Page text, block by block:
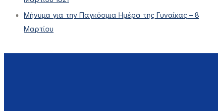
Μήνυμα για την Παγκόσμια Ημέρα της Γυναίκας – 8
Μαρτίου